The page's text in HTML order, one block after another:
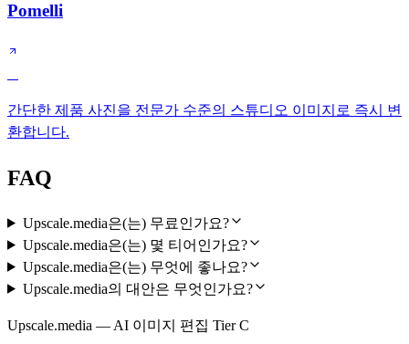
Pomelli
간단한 제품 사진을 전문가 수준의 스튜디오 이미지로 즉시 변
환합니다.
FAQ
Upscale.media은(는) 무료인가요?
Upscale.media은(는) 몇 티어인가요?
Upscale.media은(는) 무엇에 좋나요?
Upscale.media의 대안은 무엇인가요?
Upscale.media — AI 이미지 편집 Tier C